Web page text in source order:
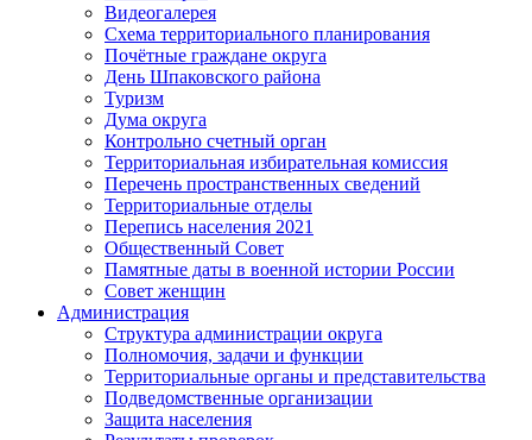
Видеогалерея
Схема территориального планирования
Почётные граждане округа
День Шпаковского района
Туризм
Дума округа
Контрольно счетный орган
Территориальная избирательная комиссия
Перечень пространственных сведений
Территориальные отделы
Перепись населения 2021
Общественный Совет
Памятные даты в военной истории России
Совет женщин
Администрация
Структура администрации округа
Полномочия, задачи и функции
Территориальные органы и представительства
Подведомственные организации
Защита населения